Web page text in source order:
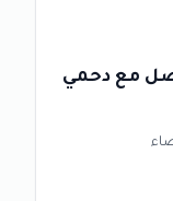
مع دحمي